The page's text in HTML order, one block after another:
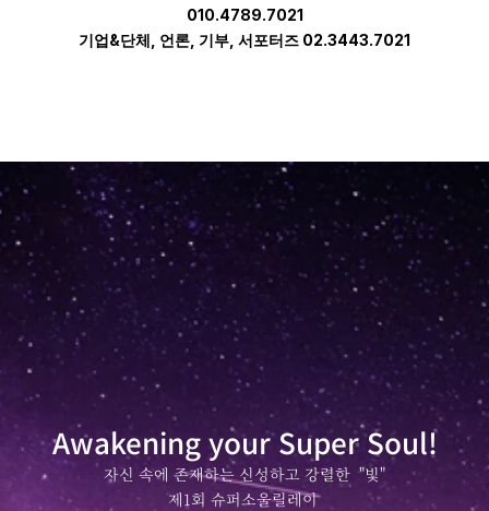
010.4789.7021
기업&단체, 언론, 기부, 서포터즈 02.3443.7021
Awakening your Super Soul!
자신 속에 존재하는 신성하고 강렬한  "빛"
제1회 슈퍼소울릴레이